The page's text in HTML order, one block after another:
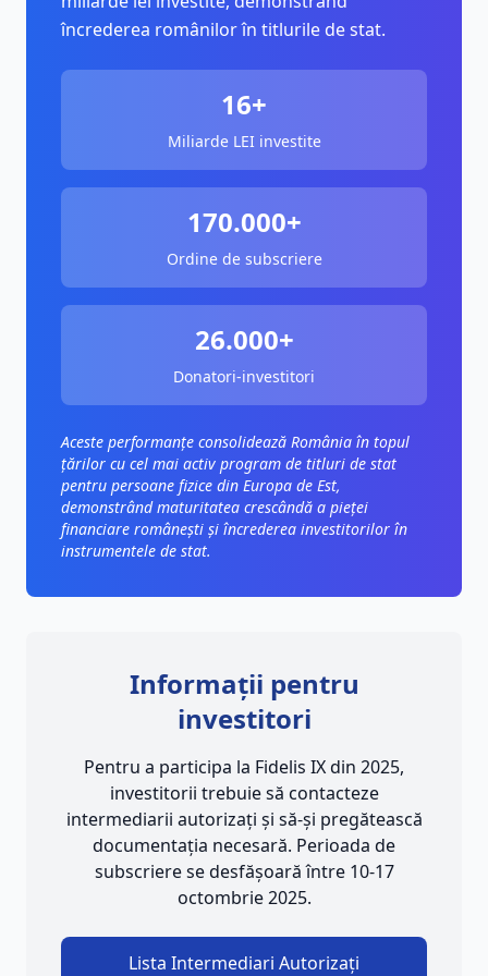
încrederea românilor în titlurile de stat.
16+
Miliarde LEI investite
170.000+
Ordine de subscriere
26.000+
Donatori-investitori
Aceste performanțe consolidează România în topul
țărilor cu cel mai activ program de titluri de stat
pentru persoane fizice din Europa de Est,
demonstrând maturitatea crescândă a pieței
financiare românești și încrederea investitorilor în
instrumentele de stat.
Informații pentru
investitori
Pentru a participa la Fidelis IX din 2025,
investitorii trebuie să contacteze
intermediarii autorizați și să-și pregătească
documentația necesară. Perioada de
subscriere se desfășoară între 10-17
octombrie 2025.
Lista Intermediari Autorizați